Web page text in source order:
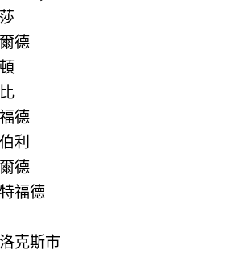
德
德
利
德
福德
克斯市